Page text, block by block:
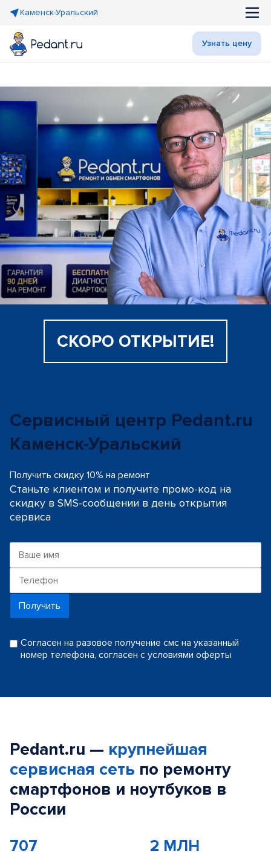
Каменск-Уральский
Узнать цену
СКОРО ОТКРЫТИЕ!
Сервисный центр Pedant.ru
Каменск-Уральский
Получить скидку 10% на ремонт
Станьте клиентом и получите промо-код на
скидку в SMS-сообщении в день открытия
сервиса
Получить
Согласен на разовое получение смс на указанный
номер телефона, согласен с условиями оферты
Pedant.ru — крупнейшая
сервисная сеть по ремонту
смартфонов и ноутбуков в
России
707 2 МЛН